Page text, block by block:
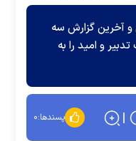
و آخرین گزارش سه
و امید را به
پسندها:۰